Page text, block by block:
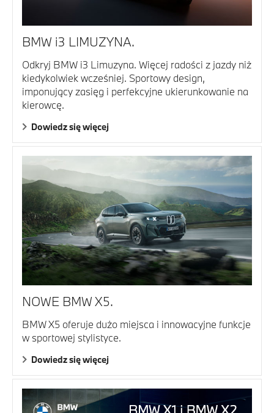
BMW i3 LIMUZYNA.
Odkryj BMW i3 Limuzyna. Więcej radości z jazdy niż
kiedykolwiek wcześniej. Sportowy design,
imponujący zasięg i perfekcyjne ukierunkowanie na
kierowcę.
Dowiedz się więcej
NOWE BMW X5.
BMW X5 oferuje dużo miejsca i innowacyjne funkcje
w sportowej stylistyce.
Dowiedz się więcej